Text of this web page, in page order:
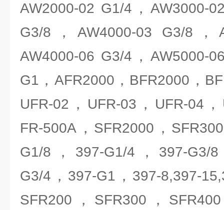
AW2000-02 G1/4，AW3000-
G3/8，AW4000-03 G3/8，
AW4000-06 G3/4，AW5000-
G1，AFR2000，BFR2000，
UFR-02，UFR-03，UFR-04
FR-500A，SFR2000，
G1/8，397-G1/4，397-G3/
G3/4，397-G1，397-8,397-
SFR200，SFR300，